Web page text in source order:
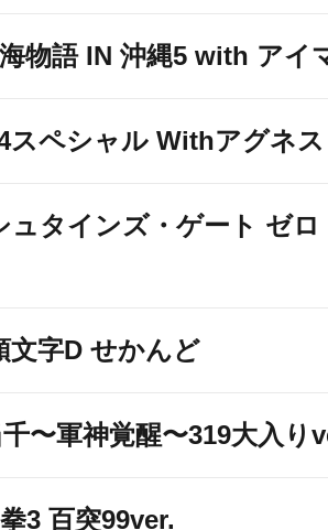
物語 IN 沖縄5 with アイ
スペシャル Withアグネ
ュタインズ・ゲート ゼ
文字D せかんど
〜軍神覚醒〜319大入り
3 百突99ver.